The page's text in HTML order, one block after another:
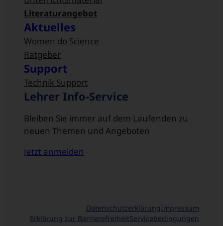
Literaturangebot
Aktuelles
Women do Science
Ratgeber
Support
Technik Support
Lehrer Info-Service
Bleiben Sie immer auf dem Laufenden zu
neuen Themen und Angeboten
Jetzt anmelden
DatenschutzerklärungImpressum
Erklärung zur BarrierefreiheitServicebedingungen